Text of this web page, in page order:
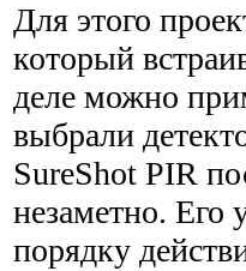
Для этого
который
деле можно
выбрали
SureShot PIR
незаметно. Его
порядку